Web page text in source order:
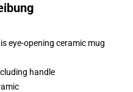
eye-opening ceramic mug
handle